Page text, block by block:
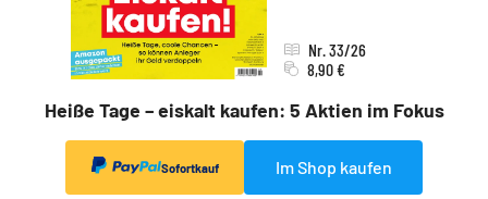
Heiße Tage – eiskalt kaufen: 5 Aktien im Fokus
Nr. 33/26
8,90 €
Sofortkauf Im Shop kaufen